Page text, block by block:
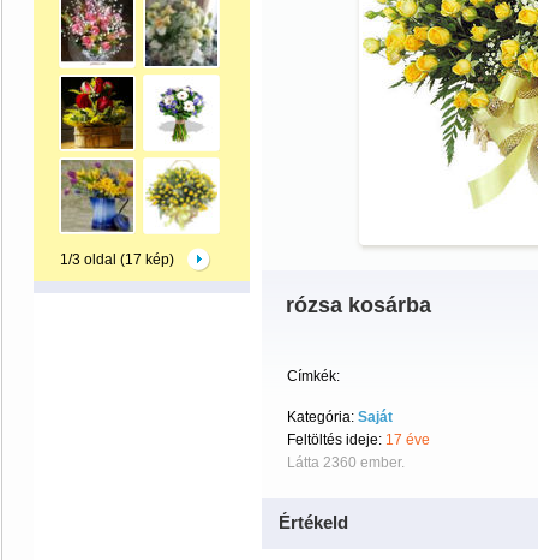
1/3 oldal (17 kép)
rózsa kosárba
Címkék:
Kategória: Saját
Feltöltés ideje: 17 éve
Látta 2360 ember.
Értékeld